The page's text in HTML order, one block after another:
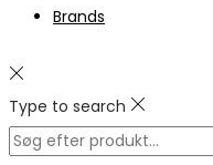
Brands
Type to search
Search